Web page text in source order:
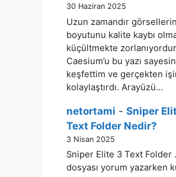
30 Haziran 2025
Uzun zamandır görsellerin
boyutunu kalite kaybı
küçültmekte
Caesium’u bu yazı
keşfettim ve gerçekten
kolaylaştırdı. Arayüzü…
netortami - Sniper
Text Folder Nedir?
3 Nisan 2025
Sniper Elite 3 Text Folder
dosyası yorum yazarken